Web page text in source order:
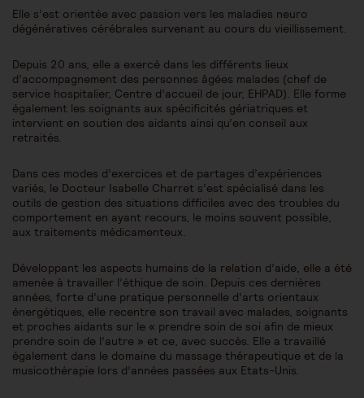
Elle s’est orientée avec passion vers les maladies neuro
dégénératives cérébrales survenant au cours du vieillissement.
Depuis 20 ans, elle a exercé dans les différents lieux
d’accompagnement des personnes âgées malades (chef de
service hospitalier, Centre d’accueil de jour, EHPAD). Elle forme
également les soignants aux spécificités gériatriques et
intervient en soutien des aidants ainsi qu’en conseil aux
retraités.
Dans ces modes d’exercices et de partages d’expériences
variés, le Docteur Isabelle Charret s’est spécialisé dans les
outils de gestion des situations difficiles avec des troubles du
comportement en ayant recours, le moins souvent possible,
aux traitements médicamenteux.
Développant les aspects humains de la relation d’aide, elle a été
amenée à travailler l’éthique de soin. Depuis ces dernières
années, forte d’une pratique personnelle d’arts orientaux
énergétiques, elle recentre son travail avec malades, soignants
et proches aidants sur le « prendre soin de soi afin de mieux
prendre soin de l’autre » et ce, avec succès. Elle a travaillé
également dans le domaine du massage thérapeutique et de la
musicothérapie lors d’années passées aux Etats-Unis.